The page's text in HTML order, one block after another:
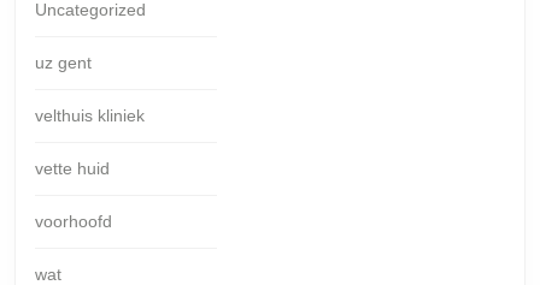
Uncategorized
uz gent
velthuis kliniek
vette huid
voorhoofd
wat